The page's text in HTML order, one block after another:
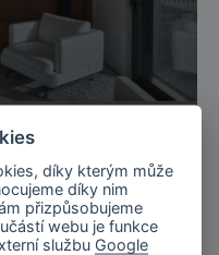
díky kterým může
díky nim
přizpůsobujeme
webu je funkce
službu Google